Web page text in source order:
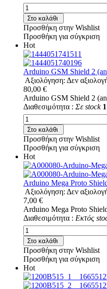
Στο καλάθι
Προσθήκη στην Wishlist
Προσθήκη για σύγκριση
Hot
Arduino GSM Shield 2
Αξιολόγηση: Δεν
80,00 €
Arduino GSM Shield 2
Διαθεσιμότητα : Σε stock
Στο καλάθι
Προσθήκη στην Wishlist
Προσθήκη για σύγκριση
Hot
Arduino Mega Proto
Αξιολόγηση: Δεν
7,00 €
Arduino Mega Proto
Διαθεσιμότητα : Εκτός
Στο καλάθι
Προσθήκη στην Wishlist
Προσθήκη για σύγκριση
Hot